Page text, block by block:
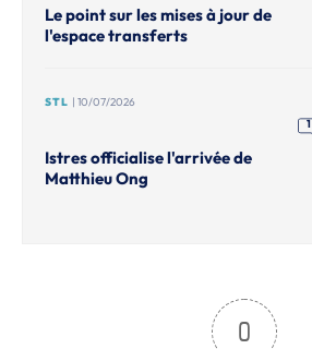
Le point sur les mises à jour de
l'espace transferts
STL | 10/07/2026
1
Istres officialise l'arrivée de
Matthieu Ong
0